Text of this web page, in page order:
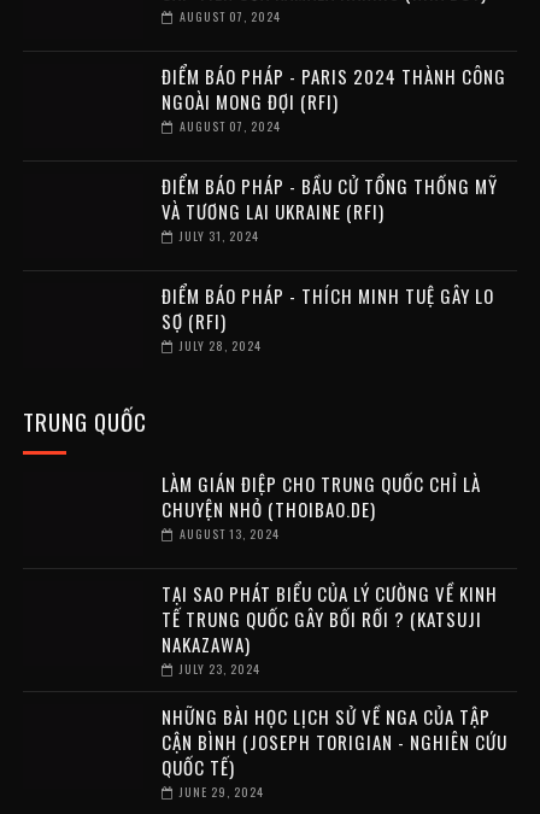
AUGUST 07, 2024
ĐIỂM BÁO PHÁP - PARIS 2024 THÀNH CÔNG
NGOÀI MONG ĐỢI (RFI)
AUGUST 07, 2024
ĐIỂM BÁO PHÁP - BẦU CỬ TỔNG THỐNG MỸ
VÀ TƯƠNG LAI UKRAINE (RFI)
JULY 31, 2024
ĐIỂM BÁO PHÁP - THÍCH MINH TUỆ GÂY LO
SỢ (RFI)
JULY 28, 2024
TRUNG QUỐC
LÀM GIÁN ĐIỆP CHO TRUNG QUỐC CHỈ LÀ
CHUYỆN NHỎ (THOIBAO.DE)
AUGUST 13, 2024
TẠI SAO PHÁT BIỂU CỦA LÝ CƯỜNG VỀ KINH
TẾ TRUNG QUỐC GÂY BỐI RỐI ? (KATSUJI
NAKAZAWA)
JULY 23, 2024
NHỮNG BÀI HỌC LỊCH SỬ VỀ NGA CỦA TẬP
CẬN BÌNH (JOSEPH TORIGIAN - NGHIÊN CỨU
QUỐC TẾ)
JUNE 29, 2024